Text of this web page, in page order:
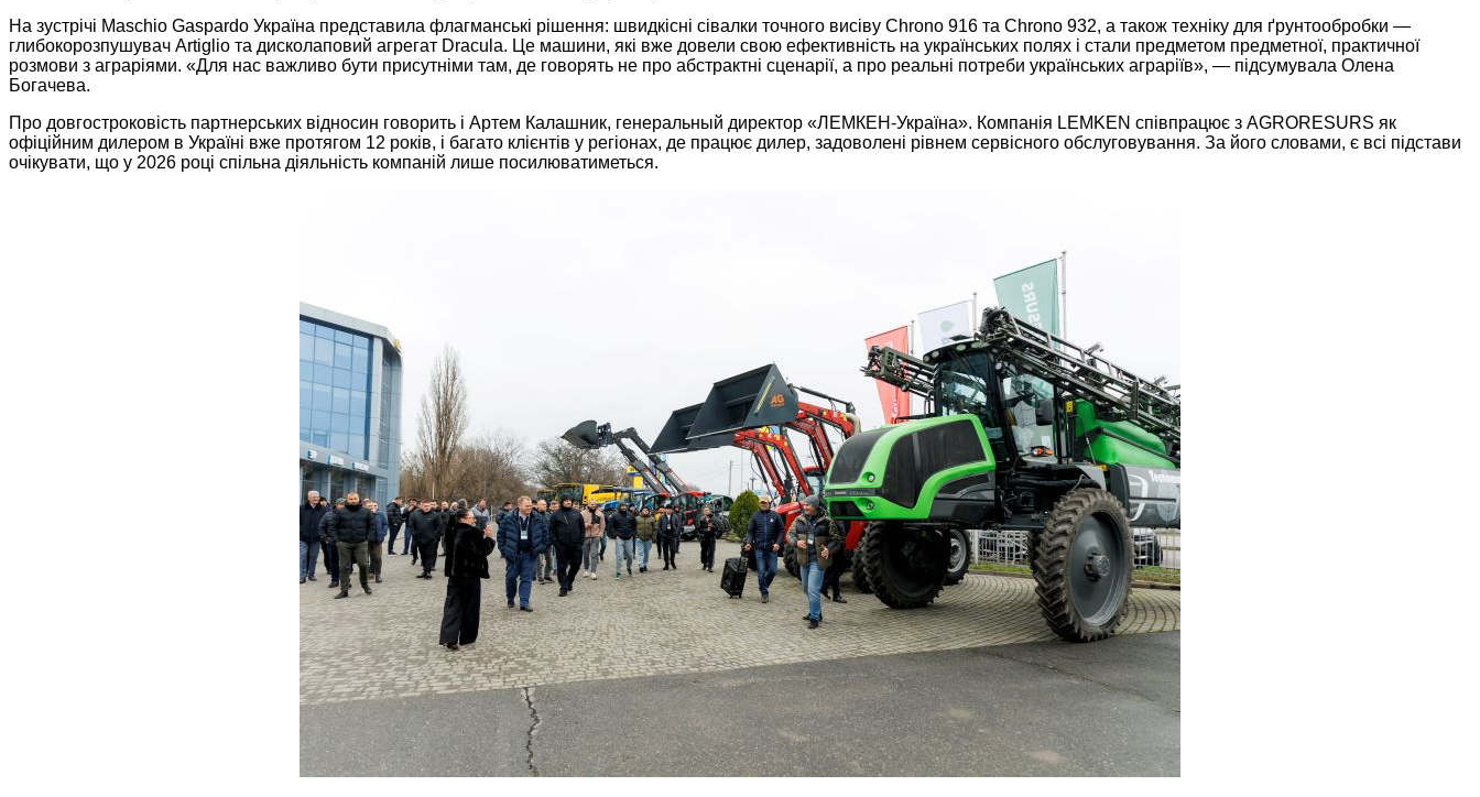
На зустрічі Maschio Gaspardo Україна представила флагманські рішення: швидкісні сівалки точного висіву Chrono 916 та Chrono 932, а також техніку для ґрунтообробки —
глибокорозпушувач Artiglio та дисколаповий агрегат Dracula. Це машини, які вже довели свою ефективність на українських полях і стали предметом предметної, практичної
розмови з аграріями. «Для нас важливо бути присутніми там, де говорять не про абстрактні сценарії, а про реальні потреби українських аграріїв», — підсумувала Олена
Богачева.
Про довгостроковість партнерських відносин говорить і Артем Калашник, генеральный директор «ЛЕМКЕН-Україна». Компанія LEMKEN співпрацює з AGRORESURS як
офіційним дилером в Україні вже протягом 12 років, і багато клієнтів у регіонах, де працює дилер, задоволені рівнем сервісного обслуговування. За його словами, є всі підстави
очікувати, що у 2026 році спільна діяльність компаній лише посилюватиметься.